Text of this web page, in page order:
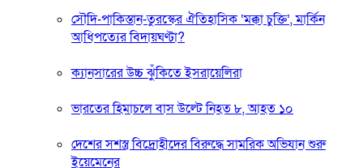
সৌদি-পাকিস্তান-তুরস্কের ঐতিহাসিক ‘মক্কা চুক্তি’, মার্কিন
আধিপত্যের বিদায়ঘণ্টা?
ক্যানসারের উচ্চ ঝুঁকিতে ইসরায়েলিরা
ভারতের হিমাচলে বাস উল্টে নিহত ৮, আহত ১০
দেশের সশস্ত্র বিদ্রোহীদের বিরুদ্ধে সামরিক অভিযান শুরু
ইয়েমেনের